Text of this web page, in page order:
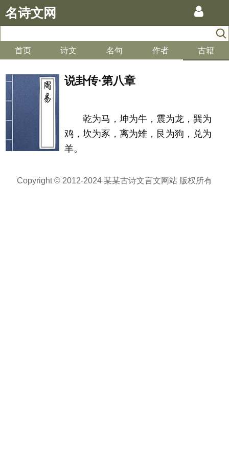
名诗文网
首页 诗文 名句 作者 古籍
说卦传·第八章
乾为马，坤为牛，震为龙，巽为
鸡，坎为豕，离为雉，艮为狗，兑为
羊。
Copyright © 2012-2024 某某古诗文言文网站 版权所有